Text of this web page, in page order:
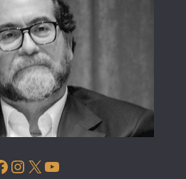
Instagram
X YouTube